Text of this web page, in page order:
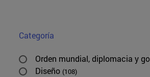
Categoría
Orden mundial, diplomacia y
Diseño (108)